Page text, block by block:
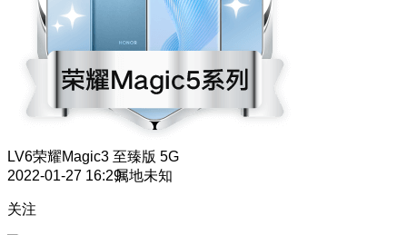
LV6荣耀Magic3 至臻版 5G
2022-01-27 16:29属地未知
关注